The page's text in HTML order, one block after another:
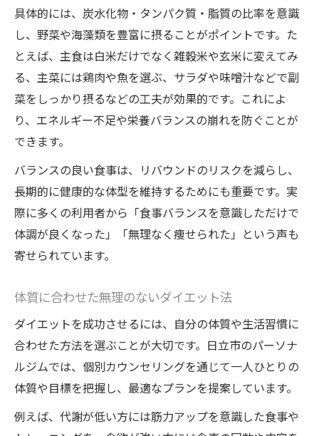
具体的には、炭水化物・タンパク質・脂質の比率を意識
し、野菜や海藻類を豊富に摂ることがポイントです。た
とえば、主食は白米だけでなく雑穀米や玄米に変えてみ
る、主菜には鶏肉や魚を選ぶ、サラダや味噌汁などで副
菜をしっかり摂るなどの工夫が効果的です。これによ
り、エネルギー不足や栄養バランスの崩れを防ぐことが
できます。
バランスの良い食事は、リバウンドのリスクを減らし、
長期的に健康的な体型を維持するためにも重要です。実
際に多くの利用者から「食事バランスを意識しただけで
体調が良くなった」「無理なく痩せられた」という声も
寄せられています。
体質に合わせた無理のないダイエット法
ダイエットを成功させるには、自分の体質や生活習慣に
合わせた方法を選ぶことが大切です。日立市のパーソナ
ルジムでは、個別カウンセリングを通じて一人ひとりの
体質や目標を把握し、最適なプランを提案しています。
例えば、代謝が低い方には筋力アップを意識した食事や